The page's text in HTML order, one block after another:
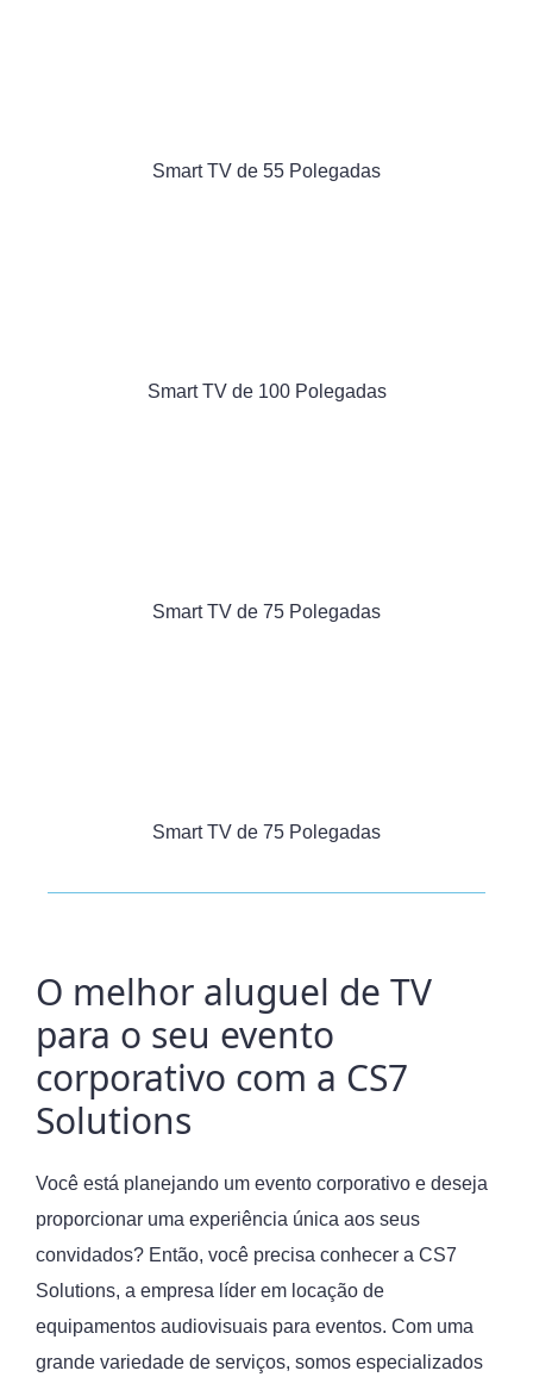
Smart TV de 55 Polegadas
Smart TV de 100 Polegadas
Smart TV de 75 Polegadas
Smart TV de 75 Polegadas
O melhor aluguel de TV
para o seu evento
corporativo com a CS7
Solutions
Você está planejando um evento corporativo e deseja
proporcionar uma experiência única aos seus
convidados? Então, você precisa conhecer a CS7
Solutions, a empresa líder em locação de
equipamentos audiovisuais para eventos. Com uma
grande variedade de serviços, somos especializados